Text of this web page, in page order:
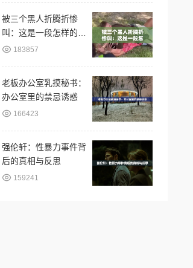
被三个黑人折腾折惨
叫：这是一段怎样的可
怕经历183857
老板办公室乳摸秘书：
办公室里的禁忌诱惑
166423
强伦轩：性暴力事件背
后的真相与反思
159241